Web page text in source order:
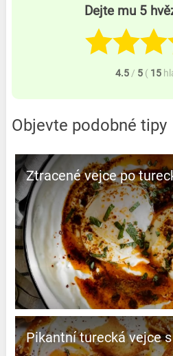
Dejte mu 5
4.5 / 5 ( 15
Objevte podobné tipy
Ztracené vejce po
Pikantní turecká vejce